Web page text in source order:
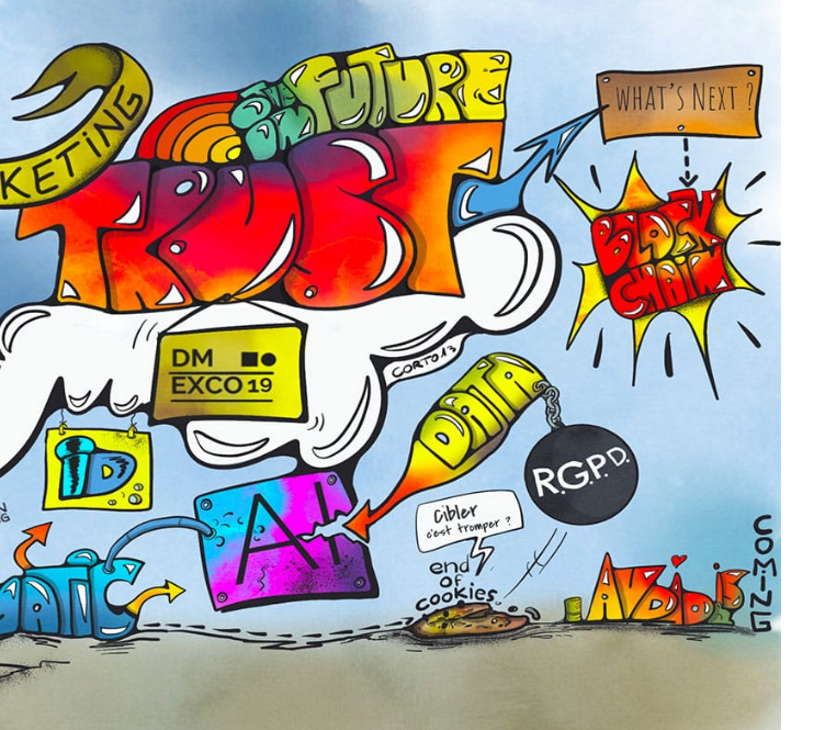
La programmatique pour le Small Business, est-ce possible ?
Advertising CRM DMP Stratégie digitale